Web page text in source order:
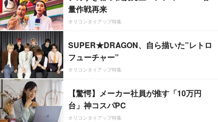
量作戦再来
オリコンタイアップ特集
SUPER★DRAGON、自ら描いた”レトロ
フューチャー”
オリコンタイアップ特集
【驚愕】メーカー社員が推す「10万円
台」神コスパPC
オリコンタイアップ特集